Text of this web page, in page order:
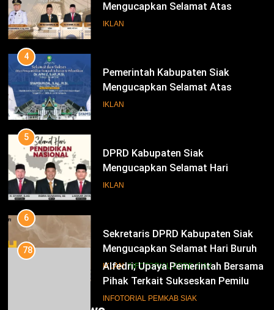
Mengucapkan Selamat Atas
Pengambilan Sumpah Jabatan
IKLAN
4
Pemerintah Kabupaten Siak
Mengucapkan Selamat Atas
Pengambilan Sumpah Jabatan
IKLAN
5
DPRD Kabupaten Siak
Mengucapkan Selamat Hari
Pendidikan Nasional
IKLAN
6
Sekretaris DPRD Kabupaten Siak
Mengucapkan Selamat Hari Buruh
IKLAN INFOTORIAL DPRD SIAK
78
Alfedri; Upaya Pemerintah Bersama
Pihak Terkait Sukseskan Pemilu
2024
INFOTORIAL PEMKAB SIAK